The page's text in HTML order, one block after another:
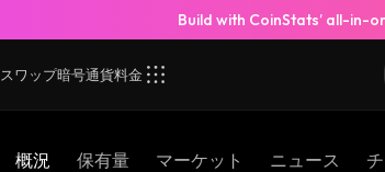
Build with CoinStats’ all-in-
スワップ暗号通貨料金
概況 保有量 マーケット ニュース